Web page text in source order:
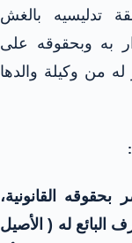
مطلقة تدليسيه بالغش
به وبحقوقه على
له من وكيلة والدها
القانونية،
له ( الأصيل